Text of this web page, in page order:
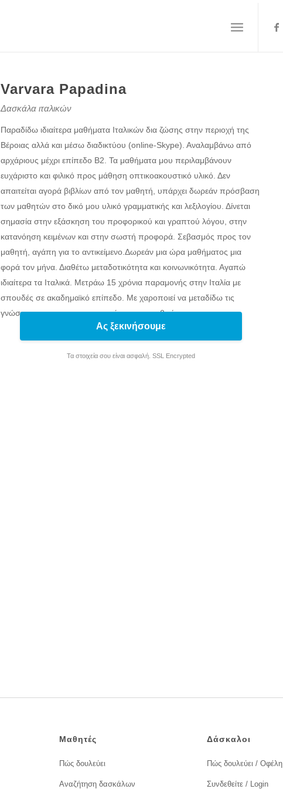
Varvara Papadina
Δασκάλα ιταλικών
Παραδίδω ιδιαίτερα μαθήματα Ιταλικών δια ζώσης στην περιοχή της
Βέροιας αλλά και μέσω διαδικτύου (online-Skype). Αναλαμβάνω από
αρχάριους μέχρι επίπεδο Β2. Τα μαθήματα μου περιλαμβάνουν
ευχάριστο και φιλικό προς μάθηση οπτικοακουστικό υλικό. Δεν
απαιτείται αγορά βιβλίων από τον μαθητή, υπάρχει δωρεάν πρόσβαση
των μαθητών στο δικό μου υλικό γραμματικής και λεξιλογίου. Δίνεται
σημασία στην εξάσκηση του προφορικού και γραπτού λόγου, στην
κατανόηση κειμένων και στην σωστή προφορά. Σεβασμός προς τον
μαθητή, αγάπη για το αντικείμενο.Δωρεάν μια ώρα μαθήματος μια
φορά τον μήνα. Διαθέτω μεταδοτικότητα και κοινωνικότητα. Αγαπώ
ιδιαίτερα τα Ιταλικά. Μετράω 15 χρόνια παραμονής στην Ιταλία με
σπουδές σε ακαδημαϊκό επίπεδο. Με χαροποιεί να μεταδίδω τις
γνώσεις μου και να συναναστρέφομαι με ανθρώπους
Ας ξεκινήσουμε
Τα στοιχεία σου είναι ασφαλή. SSL Encrypted
Μαθητές
Πώς δουλεύει
Αναζήτηση δασκάλων
Δάσκαλοι
Πώς δουλεύει / Οφέλη
Συνδεθείτε / Login